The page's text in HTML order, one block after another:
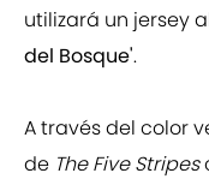
utilizará un jersey
del Bosque'.
A través del color
de The Five Stripes